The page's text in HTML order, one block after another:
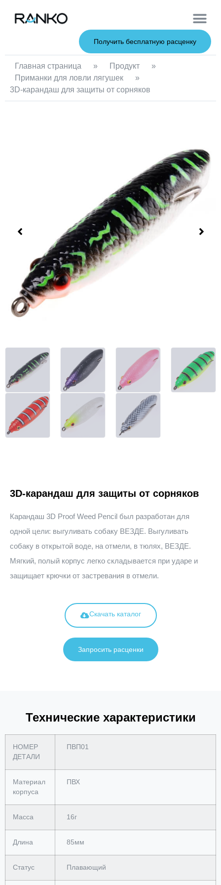
Получить бесплатную расценку
Главная страница » Продукт
»
Приманки для ловли лягушек
»
3D-карандаш для защиты от сорняков
3D-карандаш для защиты от сорняков
Карандаш 3D Proof Weed Pencil был разработан для
одной цели: выгуливать собаку ВЕЗДЕ. Выгуливать
собаку в открытой воде, на отмели, в тюлях, ВЕЗДЕ.
Мягкий, полый корпус легко складывается при ударе и
защищает крючки от застревания в отмели.
Скачать каталог
Запросить расценки
Технические характеристики
НОМЕР
ДЕТАЛИ
ПВП01
Материал
корпуса
ПВХ
Масса 16г
Длина 85мм
Статус Плавающий